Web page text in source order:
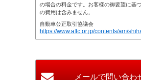
の場合の料金です。お客様の御要望に基
の費用は含みません。
自動車公正取引協議会
https://www.aftc.or.jp/contents/am/